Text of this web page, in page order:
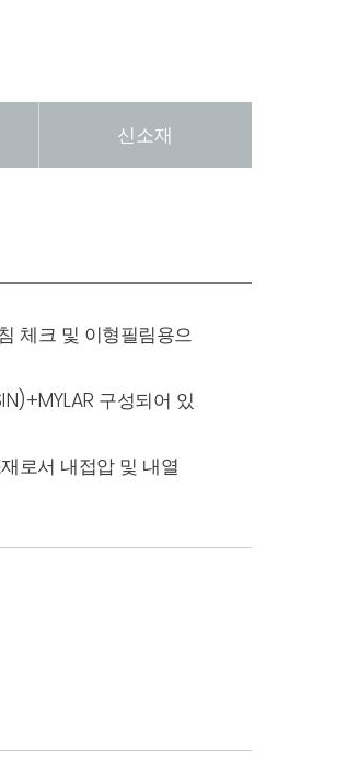
신소재
체크 및 이형필림용으
구성되어 있
로서 내접압 및 내열